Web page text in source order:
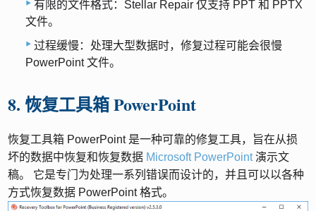
有限的文件格式：Stellar Repair 仅支持 PPT 和 PPTX
文件。
过程缓慢：处理大型数据时，修复过程可能会很慢
PowerPoint 文件。
8. 恢复工具箱 PowerPoint
恢复工具箱 PowerPoint 是一种可靠的修复工具，旨在从损
坏的数据中恢复和恢复数据 Microsoft PowerPoint演示文
稿。 它是专门为处理一系列错误而设计的，并且可以以各种
方式恢复数据 PowerPoint 格式。